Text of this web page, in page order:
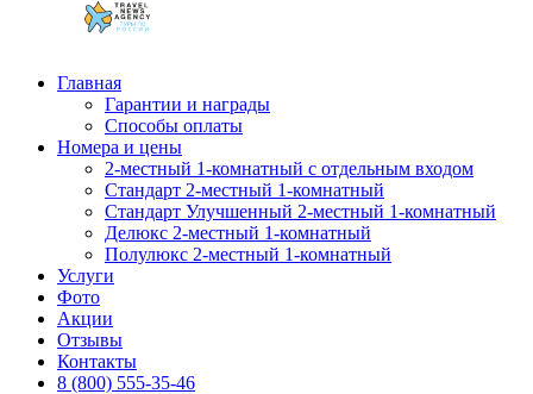
Главная
Гарантии и награды
Способы оплаты
Номера и цены
2-местный 1-комнатный с отдельным входом
Стандарт 2-местный 1-комнатный
Стандарт Улучшенный 2-местный 1-комнатный
Делюкс 2-местный 1-комнатный
Полулюкс 2-местный 1-комнатный
Услуги
Фото
Акции
Отзывы
Контакты
8 (800) 555-35-46